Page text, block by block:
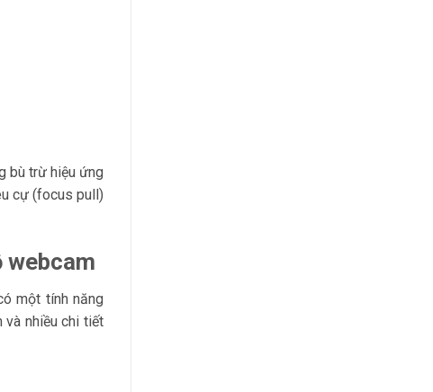
bù trừ hiệu ứng
cự (focus pull)
webcam
một tính năng
nhiều chi tiết